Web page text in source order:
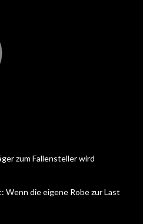
zum Fallensteller wird
Wenn die eigene Robe zur Last